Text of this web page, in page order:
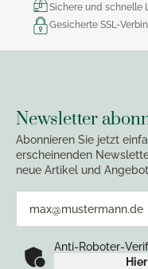
Sichere und schnelle
Gesicherte SSL-
Newsletter
Abonnieren Sie jetzt
erscheinenden
neue Artikel und
Anti-Roboter-